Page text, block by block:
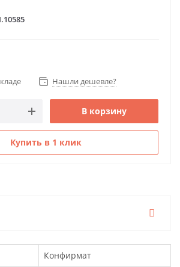
Нашли дешевле?
В корзину
Купить в 1 клик
Конфирмат